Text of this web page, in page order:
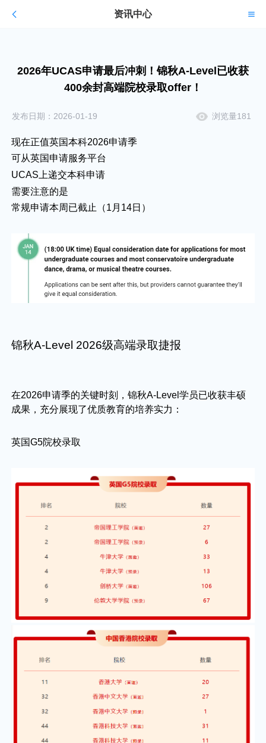
资讯中心
2026年UCAS申请最后冲刺！锦秋A-Level已收获
400余封高端院校录取offer！
发布日期：2026-01-19 浏览量181
现在正值英国本科2026申请季
可从英国申请服务平台
UCAS上递交本科申请
需要注意的是
常规申请本周已截止（1月14日）
锦秋A-Level 2026级高端录取捷报
在2026申请季的关键时刻，锦秋A-Level学员已收获丰硕
成果，充分展现了优质教育的培养实力：
英国G5院校录取